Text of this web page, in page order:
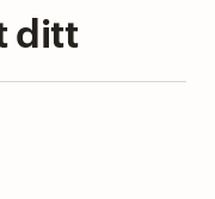
ditt